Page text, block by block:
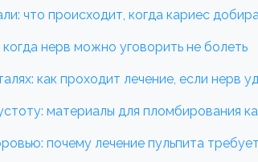
что происходит, когда кариес
нерв можно уговорить не болеть
как проходит лечение, если нерв
материалы для пломбирования
почему лечение пульпита